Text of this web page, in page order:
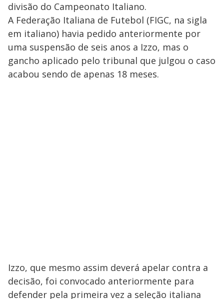
divisão do Campeonato Italiano.
A Federação Italiana de Futebol (FIGC, na sigla
em italiano) havia pedido anteriormente por
uma suspensão de seis anos a Izzo, mas o
gancho aplicado pelo tribunal que julgou o caso
acabou sendo de apenas 18 meses.
Izzo, que mesmo assim deverá apelar contra a
decisão, foi convocado anteriormente para
defender pela primeira vez a seleção italiana